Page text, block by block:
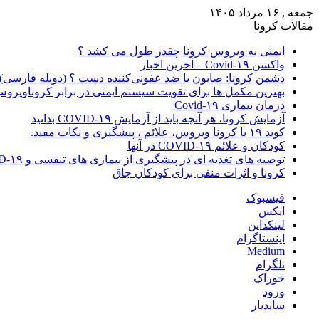
جمعه , ۱۶ مرداد ۱۴۰۵
مقالات کرونا
ایمنی به ویروس کرونا چقدر طول می کشد ؟
واکسن Covid-۱۹ – آخرین اخبار
دشمن کرونا: صابون یا ضد عفونی‌کننده دست ؟ (دوبله فارسی)
بهترین مکمل ها برای تقویت سیستم ایمنی در برابر
درمان بیماری Covid-۱۹
آزمایش کرونا، هر آنچه باید از آزمایش COVID-۱۹ بدانید
کوید ۱۹ یا کرونا ویروس، علائم ، پیشگیری و نکات مفید.
کودکان و علائم COVID-۱۹ در آنها
توصیه های تغذیه ای در پیشگیری از بیماری های تنفسی و COVID-۱۹
کرونا و اثرات منفی برای کودکان چاق
فیسبوک
ایکس
لینکداین
اینستاگرام
Medium
تلگرام
خوراک
ورود
سایدبار